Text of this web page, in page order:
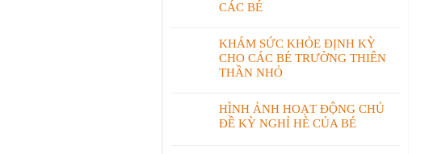
CÁC BÉ
KHÁM SỨC KHỎE ĐỊNH KỲ
CHO CÁC BÉ TRƯỜNG THIÊN
THẦN NHỎ
HÌNH ẢNH HOẠT ĐỘNG CHỦ
ĐỀ KỲ NGHỈ HÈ CỦA BÉ